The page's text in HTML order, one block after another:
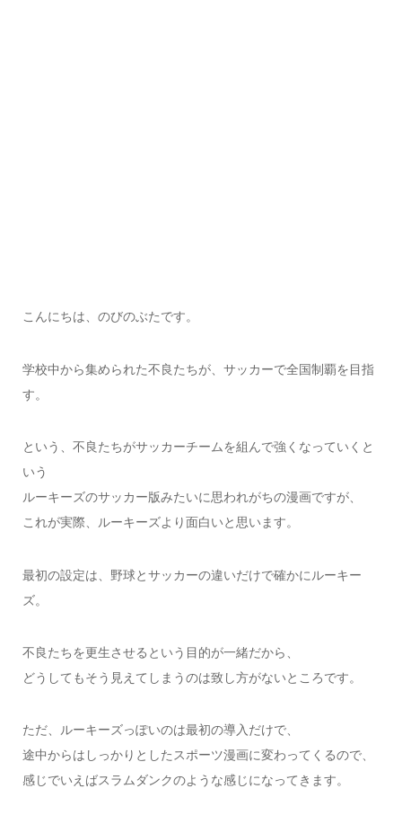
こんにちは、のびのぶたです。
学校中から集められた不良たちが、サッカーで全国制覇を目指
す。
という、不良たちがサッカーチームを組んで強くなっていくと
いう
ルーキーズのサッカー版みたいに思われがちの漫画ですが、
これが実際、ルーキーズより面白いと思います。
最初の設定は、野球とサッカーの違いだけで確かにルーキー
ズ。
不良たちを更生させるという目的が一緒だから、
どうしてもそう見えてしまうのは致し方がないところです。
ただ、ルーキーズっぽいのは最初の導入だけで、
途中からはしっかりとしたスポーツ漫画に変わってくるので、
感じでいえばスラムダンクのような感じになってきます。